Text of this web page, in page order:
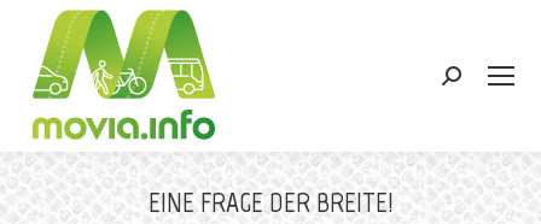
Search:
EINE FRAGE DER BREITE!